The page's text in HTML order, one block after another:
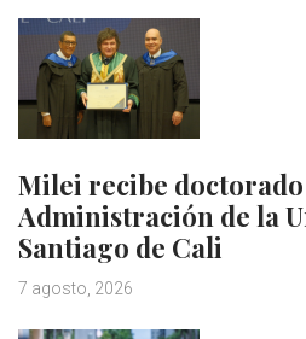
Milei recibe
Administración de la
Santiago de Cali
7 agosto, 2026